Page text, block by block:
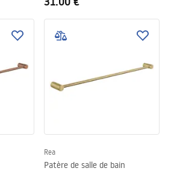
Rea
Patère de salle de bain